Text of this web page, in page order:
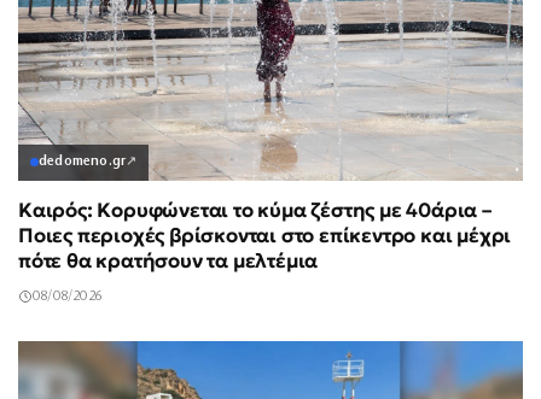
dedomeno.gr↗
Καιρός: Κορυφώνεται το κύμα ζέστης με 40άρια –
Ποιες περιοχές βρίσκονται στο επίκεντρο και μέχρι
πότε θα κρατήσουν τα μελτέμια
08/08/2026